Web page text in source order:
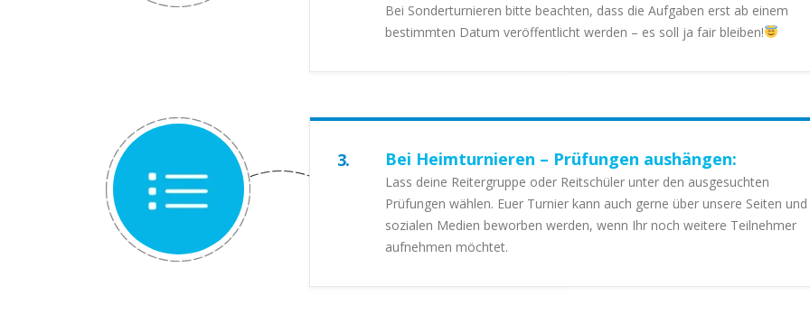
Bei Sonderturnieren bitte beachten, dass die Aufgaben erst ab einem
bestimmten Datum veröffentlicht werden – es soll ja fair bleiben!
3. Bei Heimturnieren – Prüfungen aushängen:
Lass deine Reitergruppe oder Reitschüler unter den ausgesuchten
Prüfungen wählen. Euer Turnier kann auch gerne über unsere Seiten und
sozialen Medien beworben werden, wenn Ihr noch weitere Teilnehmer
aufnehmen möchtet.